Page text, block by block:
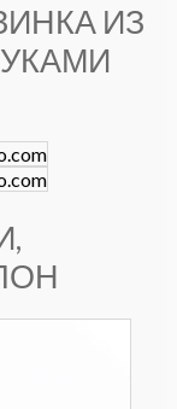
ИЗ